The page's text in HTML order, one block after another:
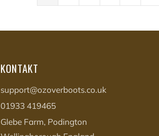
KONTAKT
support@ozoverboots.co.uk
01933 419465
Glebe Farm, Podington